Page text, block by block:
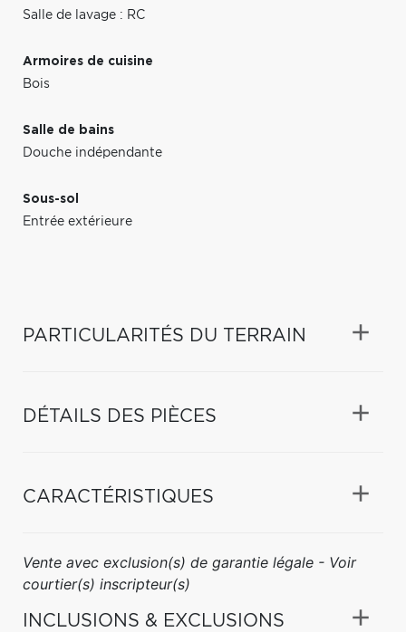
Salle de lavage : RC
Armoires de cuisine
Bois
Salle de bains
Douche indépendante
Sous-sol
Entrée extérieure
PARTICULARITÉS DU TERRAIN
DÉTAILS DES PIÈCES
CARACTÉRISTIQUES
Vente avec exclusion(s) de garantie légale - Voir
courtier(s) inscripteur(s)
INCLUSIONS & EXCLUSIONS